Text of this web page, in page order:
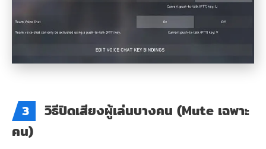
3
วิธีปิดเสียงผู้เล่นบางคน (Mute เฉพาะ
คน)